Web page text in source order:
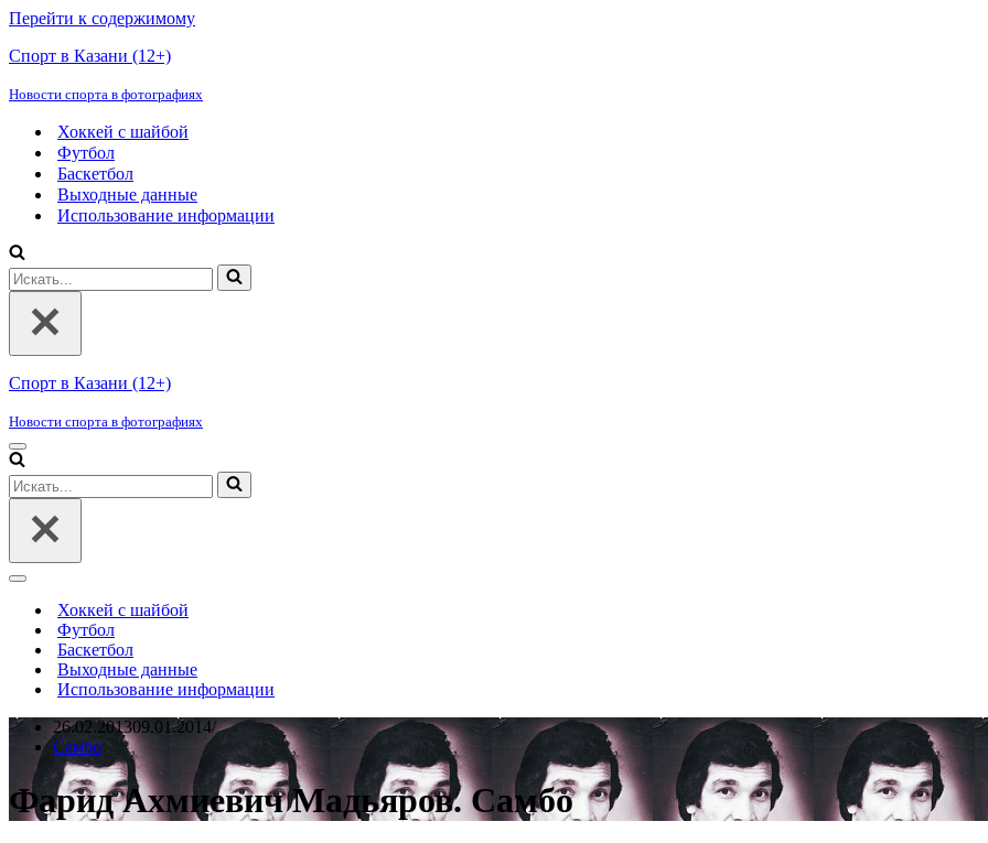
Перейти к содержимому
Спорт в Казани (12+)
Новости спорта в фотографиях
Хоккей с шайбой
Футбол
Баскетбол
Выходные данные
Использование информации
Искать...
Спорт в Казани (12+)
Новости спорта в фотографиях
Меню
навигации
Искать...
Меню
навигацииХоккей с шайбой
Футбол
Баскетбол
Выходные данные
Использование информации
26.02.201309.01.2014
Самбо
Фарид Ахмиевич Мадьяров. Самбо